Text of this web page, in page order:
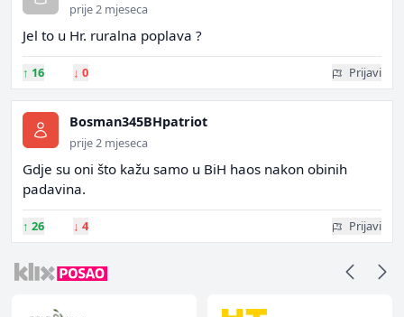
prije 2 mjeseca
Jel to u Hr. ruralna poplava ?
↑ 16 ↓ 0 Prijavi
Bosman345BHpatriot
prije 2 mjeseca
Gdje su oni što kažu samo u BiH haos nakon obinih
padavina.
↑ 26 ↓ 4 Prijavi